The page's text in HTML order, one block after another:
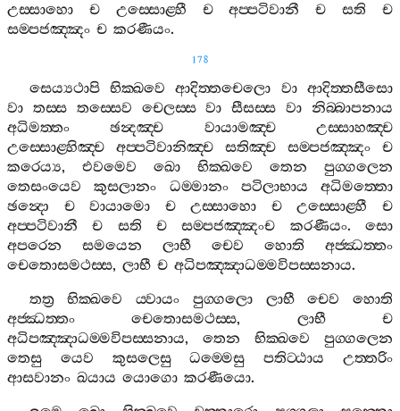
උස‍්සාහො
ච උස‍්සොළ‍්හී ච අප‍්පටිවානී ච සති
ච
සම‍්පජඤ‍්ඤං ච කරණීයං.
178
සෙය්‍යථාපි භික‍්ඛවෙ ආදිත‍්තචෙලො වා ආදිත‍්තසීසො
වා තස‍්ස තස‍්සෙව චෙලස‍්ස වා සීසස‍්ස වා නිබ‍්බාපනාය
අධිමත‍්තං
ඡන්‍දඤ‍්ච වායාමඤ‍්ච
උස‍්සාහඤ‍්ච
උස‍්සොළ‍්හිඤ‍්ච
අප‍්පටිවානිඤ‍්ච සතිඤ‍්ච සම‍්පජඤ‍්ඤං
ච
කරෙය්‍ය, එවමෙව ඛො භික‍්ඛවෙ තෙන
පුග‍්ගලෙන
තෙසංයෙව
කුසලානං ධම‍්මානං පටිලාභාය
අධිමත‍්තො
ඡන්‍දො
ච වායාමො ච උස‍්සාහො ච උස‍්සොළ‍්හී
ච
අප‍්පටිවානී
ච සති ච සම‍්පජඤ‍්ඤංච කරණීයං.සො
අපරෙන
සමයෙන ලාභී චෙව හොති
අජ‍්ඣත‍්තං
චෙතොසමථස‍්ස, ලාභී ච අධිපඤ‍්ඤාධම‍්මවිපස‍්සනාය.
තත්‍ර
භික‍්ඛවෙ ය‍්වායං පුග‍්ගලො ලාභී චෙව
හොති
අජ‍්ඣත‍්තං
චෙතොසමථස‍්ස, ලාභී
ච
අධිපඤ‍්ඤාධම‍්මවිපස‍්සනාය, තෙන භික‍්ඛවෙ
පුග‍්ගලෙන
තෙසු
යෙව කුසලෙසු ධම‍්මෙසු පතිට‍්ඨාය
උත‍්තරිං
ආසවානං ඛයාය යොගො කරණීයො.